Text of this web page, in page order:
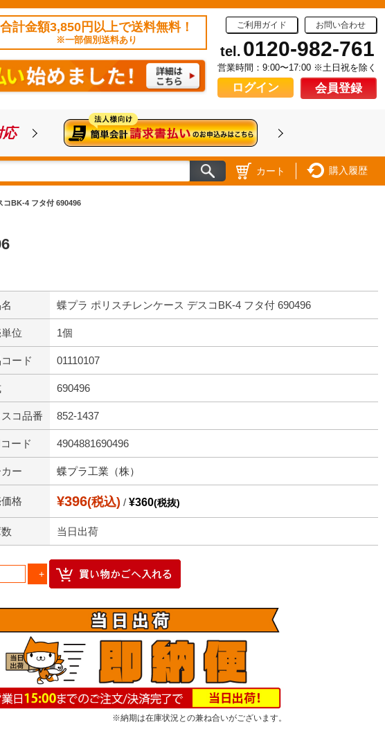
合計金額3,850円以上で送料無料！
※一部個別送料あり
ご利用ガイド お問い合わせ
tel. 0120-982-761
営業時間：9:00〜17:00 ※土日祝を除く
ログイン 会員登録
カート 購入履歴
コBK-4 フタ付 690496
蝶プラ ポリスチレンケース デスコBK-4 フタ付 690496
位 1個
ード 01110107
690496
スコ品番 852-1437
ード 4904881690496
カー 蝶プラ工業（株）
格 ¥396(税込) / ¥360(税抜)
当日出荷
※納期は在庫状況との兼ね合いがございます。